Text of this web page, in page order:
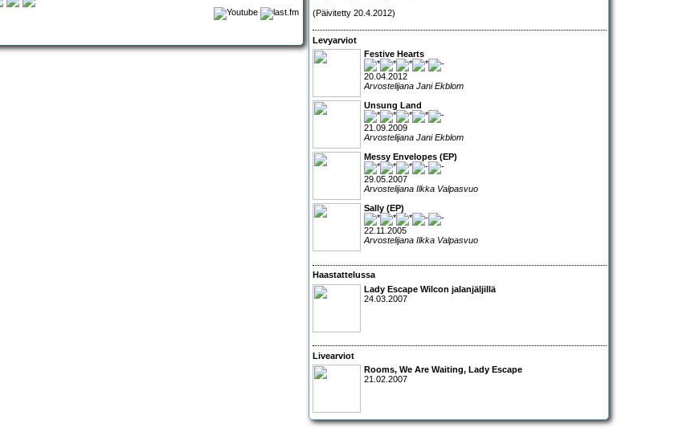
(Päivitetty 20.4.2012)
Levyarviot
Festive Hearts
20.04.2012
Arvostelijana Jani Ekblom
Unsung Land
21.09.2009
Arvostelijana Jani Ekblom
Messy Envelopes (EP)
29.05.2007
Arvostelijana Ilkka Valpasvuo
Sally (EP)
22.11.2005
Arvostelijana Ilkka Valpasvuo
Haastattelussa
Lady Escape Wilcon jalanjäljillä
24.03.2007
Livearviot
Rooms, We Are Waiting, Lady Escape
21.02.2007